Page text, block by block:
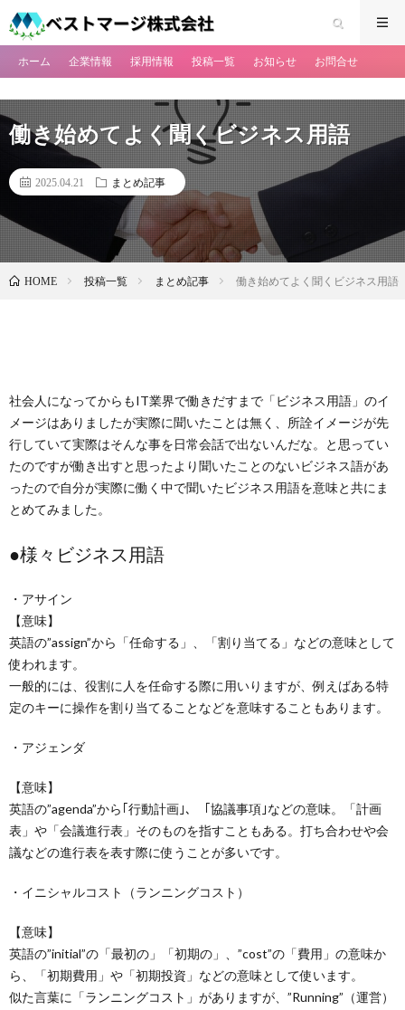
ホーム 企業情報 採用情報 投稿一覧 お知らせ お問合せ
働き始めてよく聞くビジネス用語
2025.04.21 まとめ記事
HOME 投稿一覧 まとめ記事 働き始めてよく聞くビジネス用語
社会人になってからもIT業界で働きだすまで「ビジネス用語」のイ
メージはありましたが実際に聞いたことは無く、所詮イメージが先
行していて実際はそんな事を日常会話で出ないんだな。と思ってい
たのですが働き出すと思ったより聞いたことのないビジネス語があ
ったので自分が実際に働く中で聞いたビジネス用語を意味と共にま
とめてみました。
●様々ビジネス用語
・アサイン
【意味】
英語の”assign”から「任命する」、「割り当てる」などの意味として
使われます。
一般的には、役割に人を任命する際に用いりますが、例えばある特
定のキーに操作を割り当てることなどを意味することもあります。
・アジェンダ
【意味】
英語の”agenda”から｢行動計画｣、「協議事項｣などの意味。「計画
表」や「会議進行表」そのものを指すこともある。打ち合わせや会
議などの進行表を表す際に使うことが多いです。
・イニシャルコスト（ランニングコスト）
【意味】
英語の”initial”の「最初の」「初期の」、”cost”の「費用」の意味か
ら、「初期費用」や「初期投資」などの意味として使います。
似た言葉に「ランニングコスト」がありますが、”Running”（運営）